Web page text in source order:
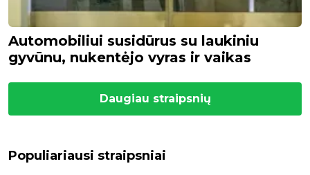
Automobiliui susidūrus su laukiniu
gyvūnu, nukentėjo vyras ir vaikas
Daugiau straipsnių
Populiariausi straipsniai